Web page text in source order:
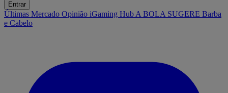
Entrar
Últimas Mercado Opinião iGaming Hub A BOLA SUGERE Barba
e Cabelo